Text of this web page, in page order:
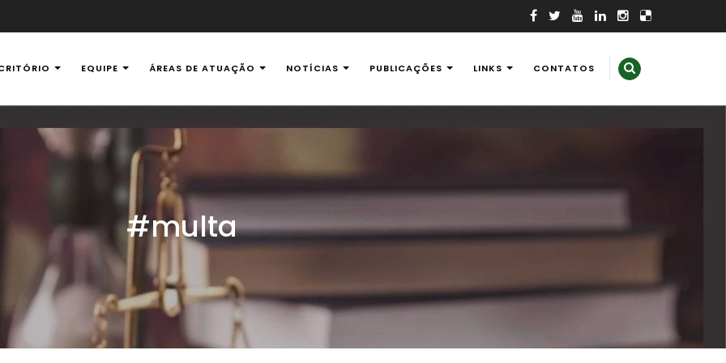
Ambiental
EQUIPE ÁREAS DE ATUAÇÃO NOTÍCIAS PUBLICAÇÕES LINKS CONTATOS
#multa